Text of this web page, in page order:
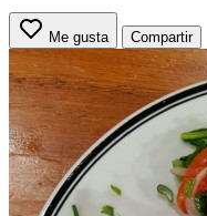
Me gusta Compartir